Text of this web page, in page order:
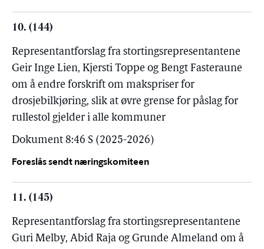
10. (144)
Representantforslag fra stortingsrepresentantene
Geir Inge Lien, Kjersti Toppe og Bengt Fasteraune
om å endre forskrift om makspriser for
drosjebilkjøring, slik at øvre grense for påslag for
rullestol gjelder i alle kommuner
Dokument 8:46 S (2025-2026)
Foreslås sendt næringskomiteen
11. (145)
Representantforslag fra stortingsrepresentantene
Guri Melby, Abid Raja og Grunde Almeland om å